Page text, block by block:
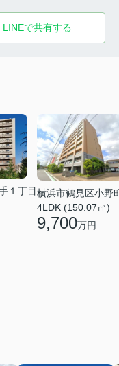
LINEで共有する
１丁目横浜市鶴見区小野
4LDK (150.07㎡)
9,700万円